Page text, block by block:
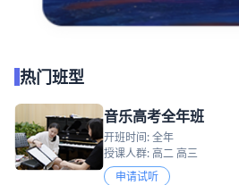
热门班型
音乐高考全年班
开班时间: 全年
授课人群: 高二 高三
申请试听